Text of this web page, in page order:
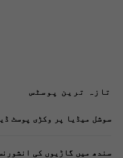
تازہ ترین پوسٹس
سوشل میڈیا پر وکڑی پوسٹ
سندھ میں گاڑیوں کی انشورنس